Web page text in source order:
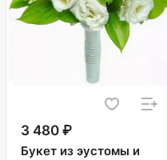
3 480 ₽
Букет из эустомы и